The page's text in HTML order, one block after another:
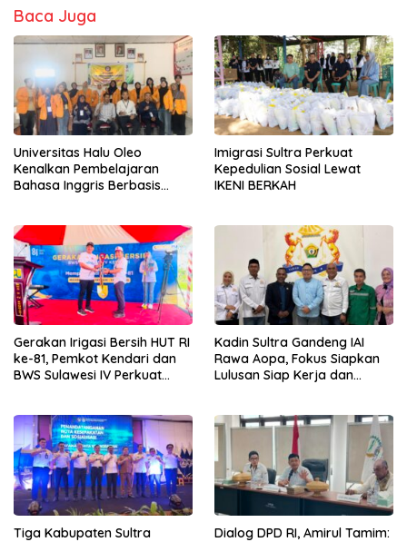
Baca Juga
Universitas Halu Oleo
Kenalkan Pembelajaran
Bahasa Inggris Berbasis
Imigrasi Sultra Perkuat
Kepedulian Sosial Lewat
IKENI BERKAH
Gerakan Irigasi Bersih HUT RI
ke-81, Pemkot Kendari dan
BWS Sulawesi IV Perkuat
Kadin Sultra Gandeng IAI
Rawa Aopa, Fokus Siapkan
Lulusan Siap Kerja dan
Tiga Kabupaten Sultra
Dialog DPD RI, Amirul Tamim: